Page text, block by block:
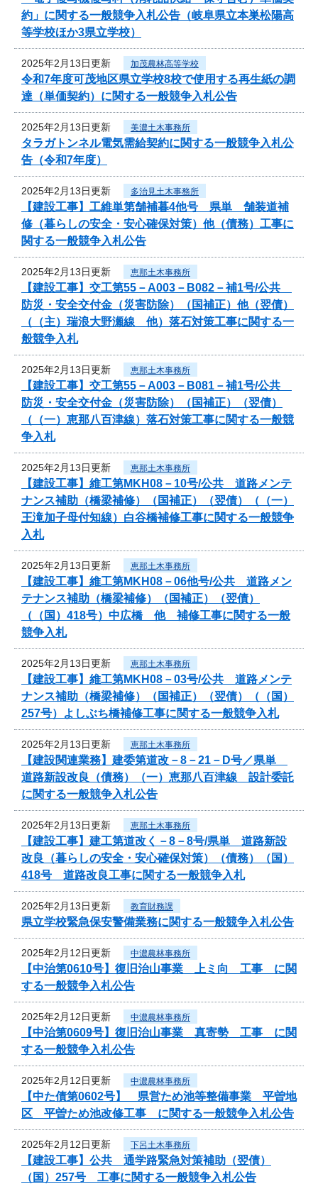
約」に関する一般競争入札公告（岐阜県立本巣松陽高
等学校ほか3県立学校）
2025年2月13日更新 加茂農林高等学校
令和7年度可茂地区県立学校8校で使用する再生紙の調
達（単価契約）に関する一般競争入札公告
2025年2月13日更新 美濃土木事務所
タラガトンネル電気需給契約に関する一般競争入札公
告（令和7年度）
2025年2月13日更新 多治見土木事務所
【建設工事】工維単第舗補暮4他号 県単 舗装道補
修（暮らしの安全・安心確保対策）他（債務）工事に
関する一般競争入札公告
2025年2月13日更新 恵那土木事務所
【建設工事】交工第55－A003－B082－補1号/公共
防災・安全交付金（災害防除）（国補正）他（翌債）
（（主）瑞浪大野瀬線 他）落石対策工事に関する一
般競争入札
2025年2月13日更新 恵那土木事務所
【建設工事】交工第55－A003－B081－補1号/公共
防災・安全交付金（災害防除）（国補正）（翌債）
（（一）恵那八百津線）落石対策工事に関する一般競
争入札
2025年2月13日更新 恵那土木事務所
【建設工事】維工第MKH08－10号/公共 道路メンテ
ナンス補助（橋梁補修）（国補正）（翌債）（（一）
王滝加子母付知線）白谷橋補修工事に関する一般競争
入札
2025年2月13日更新 恵那土木事務所
【建設工事】維工第MKH08－06他号/公共 道路メン
テナンス補助（橋梁補修）（国補正）（翌債）
（（国）418号）中広橋 他 補修工事に関する一般
競争入札
2025年2月13日更新 恵那土木事務所
【建設工事】維工第MKH08－03号/公共 道路メンテ
ナンス補助（橋梁補修）（国補正）（翌債）（（国）
257号）よしぶち橋補修工事に関する一般競争入札
2025年2月13日更新 恵那土木事務所
【建設関連業務】建委第道改－8－21－D号／県単
道路新設改良（債務）（一）恵那八百津線 設計委託
に関する一般競争入札公告
2025年2月13日更新 恵那土木事務所
【建設工事】建工第道改く－8－8号/県単 道路新設
改良（暮らしの安全・安心確保対策）（債務）（国）
418号 道路改良工事に関する一般競争入札
2025年2月13日更新 教育財務課
県立学校緊急保安警備業務に関する一般競争入札公告
2025年2月12日更新 中濃農林事務所
【中治第0610号】復旧治山事業 上ミ向 工事 に関
する一般競争入札公告
2025年2月12日更新 中濃農林事務所
【中治第0609号】復旧治山事業 真寄勢 工事 に関
する一般競争入札公告
2025年2月12日更新 中濃農林事務所
【中た債第0602号】 県営ため池等整備事業 平曽地
区 平曽ため池改修工事 に関する一般競争入札公告
2025年2月12日更新 下呂土木事務所
【建設工事】公共 通学路緊急対策補助（翌債）
（国）257号 工事に関する一般競争入札公告